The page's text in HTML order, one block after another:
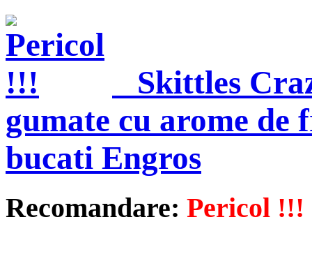
Skittles
gumate cu arome de
bucati Engros
Recomandare: Pericol !!!